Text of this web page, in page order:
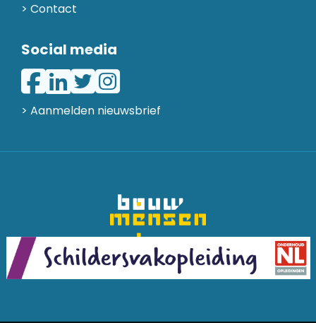
Contact
Social media
> Aanmelden nieuwsbrief